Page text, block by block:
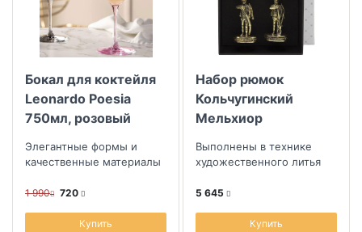
Бокал для коктейля
Leonardo Poesia
750мл, розовый
Элегантные формы и
качественные материалы
1 990 720
Купить
Набор рюмок
Кольчугинский
Мельхиор
Аты-Баты медь-
2шт в футляре
Выполнены в технике
художественного литья
5 645
Купить